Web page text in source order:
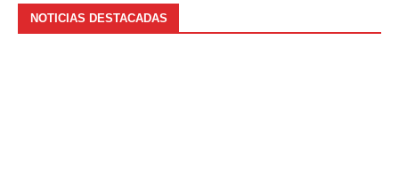
NOTICIAS DESTACADAS